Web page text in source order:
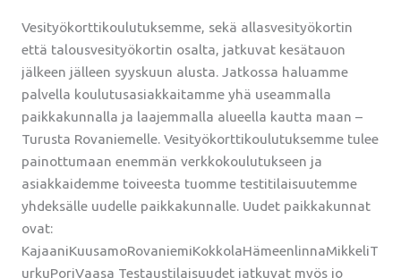
Vesityökorttikoulutuksemme, sekä allasvesityökortin
että talousvesityökortin osalta, jatkuvat kesätauon
jälkeen jälleen syyskuun alusta. Jatkossa haluamme
palvella koulutusasiakkaitamme yhä useammalla
paikkakunnalla ja laajemmalla alueella kautta maan –
Turusta Rovaniemelle. Vesityökorttikoulutuksemme tulee
painottumaan enemmän verkkokoulutukseen ja
asiakkaidemme toiveesta tuomme testitilaisuutemme
yhdeksälle uudelle paikkakunnalle. Uudet paikkakunnat
ovat:
KajaaniKuusamoRovaniemiKokkolaHämeenlinnaMikkeliT
urkuPoriVaasa Testaustilaisuudet jatkuvat myös jo